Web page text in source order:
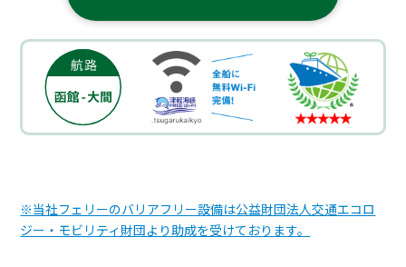
※当社フェリーのバリアフリー設備は公益財団法人交通エコロ
ジー・モビリティ財団より助成を受けております。